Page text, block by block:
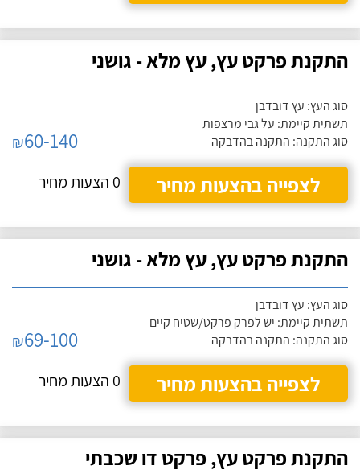
התקנת פרקט עץ, עץ מלא - גושני
סוג העץ: עץ דובדבן
תשתית קיימת: על גבי מרצפות
סוג התקנה: התקנה בהדבקה
₪60-140
לצפייה בהצעות מחיר
0 הצעות מחיר
התקנת פרקט עץ, עץ מלא - גושני
סוג העץ: עץ דובדבן
תשתית קיימת: יש לפרק פרקט/שטיח קיים
סוג התקנה: התקנה בהדבקה
₪69-100
לצפייה בהצעות מחיר
0 הצעות מחיר
התקנת פרקט עץ, פרקט דו שכבתי